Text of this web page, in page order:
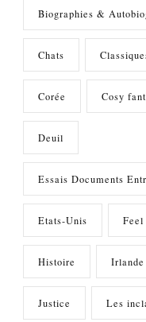
Biographies &
Chats
Corée Cosy
Deuil
Essais Documents
Etats-Unis Feel
Histoire Irlande
Justice Les